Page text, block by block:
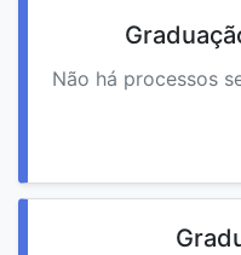
Não há processos